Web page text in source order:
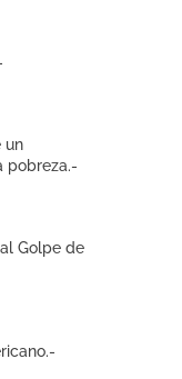
un
pobreza.-
Golpe de